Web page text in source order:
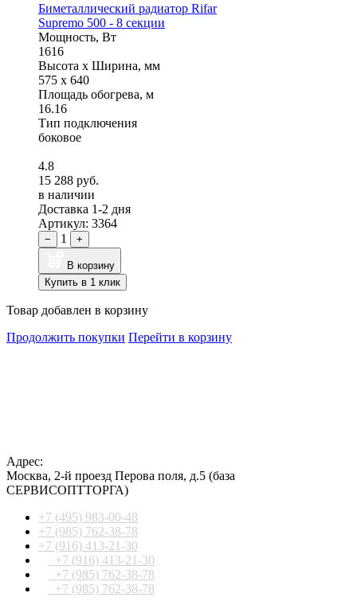
Биметаллический радиатор Rifar
Supremo 500 - 8 секции
Мощность, Вт
1616
Высота x Ширина, мм
575 x 640
Площадь обогрева, м
16.16
Тип подключения
боковое
4.8
15 288 руб.
в наличии
Доставка 1-2 дня
Артикул: 3364
− 1 +
В корзину
Купить в 1 клик
Товар добавлен в корзину
Продолжить покупки Перейти в корзину
Адрес:
Москва, 2-й проезд Перова поля, д.5 (база
СЕРВИСОПТТОРГА)
+7 (495) 983-00-48
+7 (985) 762-38-78
+7 (916) 413-21-30
+7 (916) 413-21-30
+7 (985) 762-38-78
+7 (985) 762-38-78